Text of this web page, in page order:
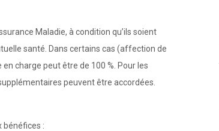
Maladie, à condition qu’ils soient
santé. Dans certains cas (affection de
charge peut être de 100 %. Pour les
peuvent être accordées.
bénéfices :